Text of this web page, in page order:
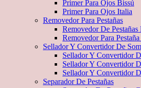
Primer Para Ojos Bissú
Primer Para Ojos Italia
Removedor Para Pestañas
Removedor De Pestañas
Removedor Para
Sellador Y Convertidor De
Sellador Y Convertidor
Sellador Y Convertidor
Sellador Y Convertidor
Separador De Pestañas